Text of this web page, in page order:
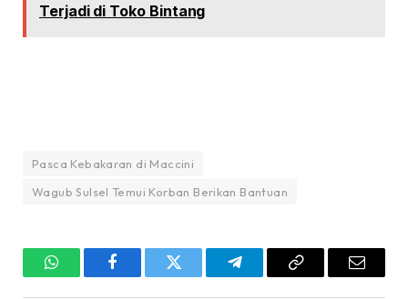
Terjadi di Toko Bintang
Pasca Kebakaran di Maccini
Wagub Sulsel Temui Korban Berikan Bantuan
WhatsAppFacebookTwitter TelegramCopy
Email